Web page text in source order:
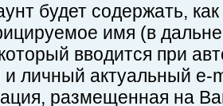
будет содержать,
имя (в
вводится при
и личный актуальный
размещенная на